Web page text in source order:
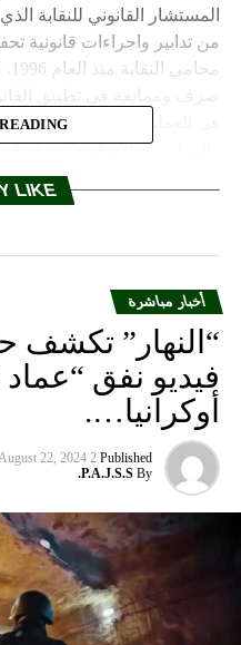
LIKE
أخبار مباشرة
“النهار” تكشف
أوكرانيا….
Published
2 years ago
August 22, 2024
By
P.A.J.S.S.